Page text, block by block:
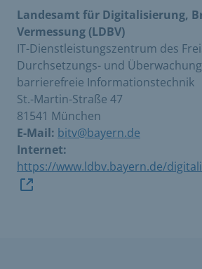
Landesamt für Digitalisierung,
Vermessung (LDBV)
IT-Dienstleistungszentrum des
Durchsetzungs- und
barrierefreie Informationstechnik
St.-Martin-Straße 47
81541 München
E-Mail: bitv@bayern.de
Internet:
https://www.ldbv.bayern.de/